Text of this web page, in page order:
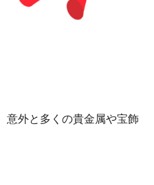
意外と多くの貴金属や宝飾